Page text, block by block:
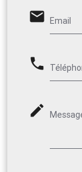
email Email
phone
mode_edit